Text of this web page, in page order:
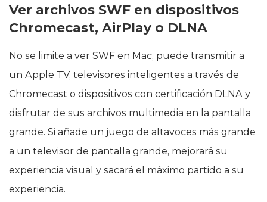
Ver archivos SWF en dispositivos
Chromecast, AirPlay o DLNA
No se limite a ver SWF en Mac, puede transmitir a
un Apple TV, televisores inteligentes a través de
Chromecast o dispositivos con certificación DLNA y
disfrutar de sus archivos multimedia en la pantalla
grande. Si añade un juego de altavoces más grande
a un televisor de pantalla grande, mejorará su
experiencia visual y sacará el máximo partido a su
experiencia.